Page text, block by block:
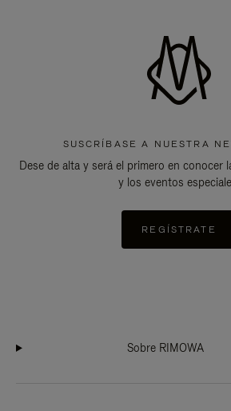
SUSCRÍBASE A NUESTRA
Dese de alta y será el primero en conocer
y los eventos
REGÍSTRATE
Sobre RIMOWA